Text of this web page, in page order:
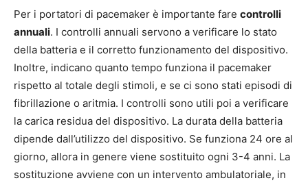
Per i portatori di pacemaker è importante fare controlli
annuali. I controlli annuali servono a verificare lo stato
della batteria e il corretto funzionamento del dispositivo.
Inoltre, indicano quanto tempo funziona il pacemaker
rispetto al totale degli stimoli, e se ci sono stati episodi di
fibrillazione o aritmia. I controlli sono utili poi a verificare
la carica residua del dispositivo. La durata della batteria
dipende dall’utilizzo del dispositivo. Se funziona 24 ore al
giorno, allora in genere viene sostituito ogni 3-4 anni. La
sostituzione avviene con un intervento ambulatoriale, in